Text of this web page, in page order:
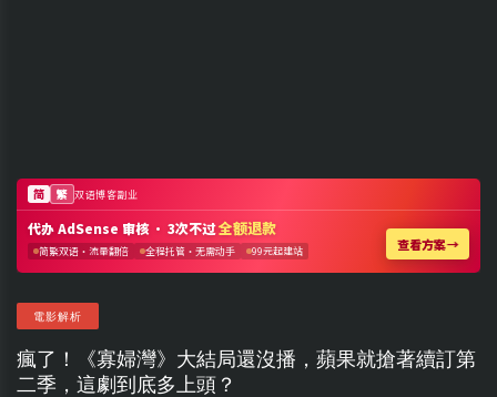
電影解析
瘋了！《寡婦灣》大結局還沒播，蘋果就搶著續訂第
二季，這劇到底多上頭？